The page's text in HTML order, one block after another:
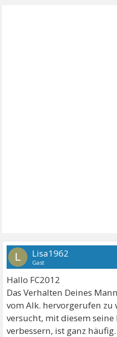
L Lisa1962
Gast
Hallo FC2012
Das Verhalten Deines
vom Alk. hervorgerufen zu
versucht, mit diesem seine
verbessern, ist ganz